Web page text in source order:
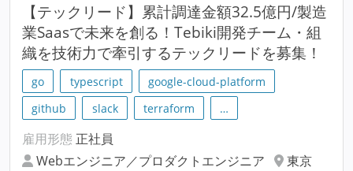
【テックリード】累計調達金額32.5億円/製造
業Saasで未来を創る！Tebiki開発チーム・組
織を技術力で牽引するテックリードを募集！
go typescript
google-cloud-platform
github
slack terraform …
雇用形態 正社員
Webエンジニア／プロダクトエンジニア
東京